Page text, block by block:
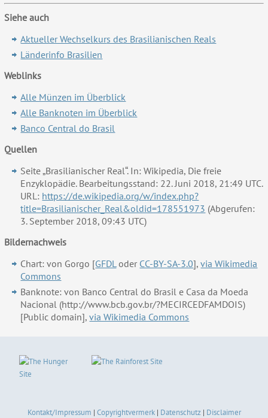
Siehe auch
Aktueller Wechselkurs des Brasilianischen Reals
Länderinfo Brasilien
Weblinks
Alle Münzen im Überblick
Alle Banknoten im Überblick
Banco Central do Brasil
Quellen
Seite „Brasilianischer Real“. In: Wikipedia, Die freie
Enzyklopädie. Bearbeitungsstand: 22. Juni 2018, 21:49 UTC.
URL: https://de.wikipedia.org/w/index.php?
title=Brasilianischer_Real&oldid=178551973 (Abgerufen:
3. September 2018, 09:43 UTC)
Bildernachweis
Chart: von Gorgo [GFDLoder CC-BY-SA-3.0],via Wikimedia
Commons
Banknote: von Banco Central do Brasil e Casa da Moeda
Nacional (http://www.bcb.gov.br/?MECIRCEDFAMDOIS)
[Public domain],via Wikimedia Commons
Kontakt/Impressum | Copyrightvermerk| Datenschutz | Disclaimer